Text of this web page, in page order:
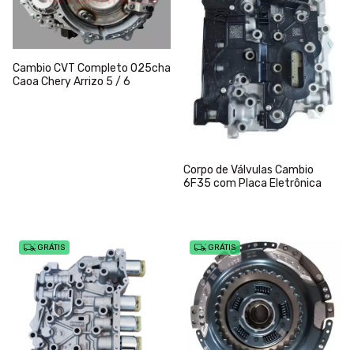
Cambio CVT Completo 025cha
Caoa Chery Arrizo 5 / 6
Corpo de Válvulas Cambio
6F35 com Placa Eletrônica
GRÁTIS GRÁTIS